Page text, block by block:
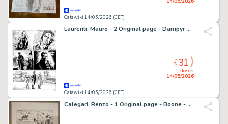
Catawiki 14/05/2026 (CET)
Laurenti, Mauro - 2 Original page - Dampyr #170 - "Zarema!" - 2014
Catawiki 14/05/2026 (CET)
closed
14/05/2026
€31
Calegari, Renzo - 1 Original page - Boone - 1980